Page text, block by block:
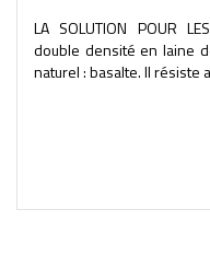
LA SOLUTION POUR
double densité en laine
naturel : basalte. Il résiste